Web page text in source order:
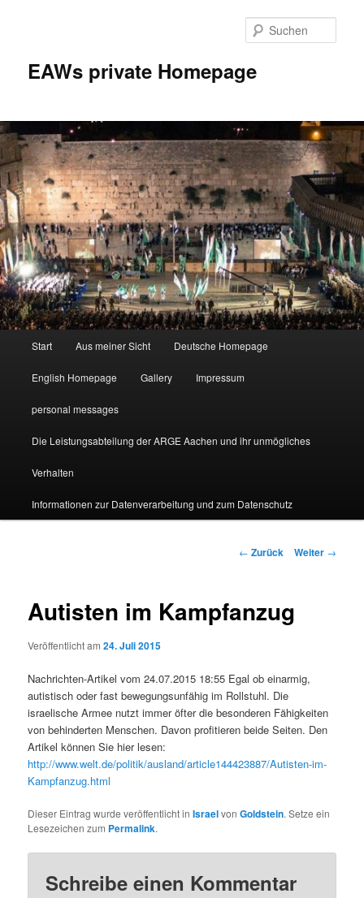
EAWs private Homepage
Start Aus meiner Sicht Deutsche Homepage
English Homepage Gallery Impressum
personal messages
Die Leistungsabteilung der ARGE Aachen und ihr unmögliches
Verhalten
Informationen zur Datenverarbeitung und zum Datenschutz
Beitragsnavigation
← Zurück Weiter →
Autisten im Kampfanzug
Veröffentlicht am24. Juli 2015
Nachrichten-Artikel vom 24.07.2015 18:55 Egal ob einarmig,
autistisch oder fast bewegungsunfähig im Rollstuhl. Die
israelische Armee nutzt immer öfter die besonderen Fähigkeiten
von behinderten Menschen. Davon profitieren beide Seiten. Den
Artikel können Sie hier lesen:
http://www.welt.de/politik/ausland/article144423887/Autisten-im-
Kampfanzug.html
Dieser Eintrag wurde veröffentlicht inIsraelvonGoldstein. Setze ein
Lesezeichen zum Permalink.
Schreibe einen Kommentar